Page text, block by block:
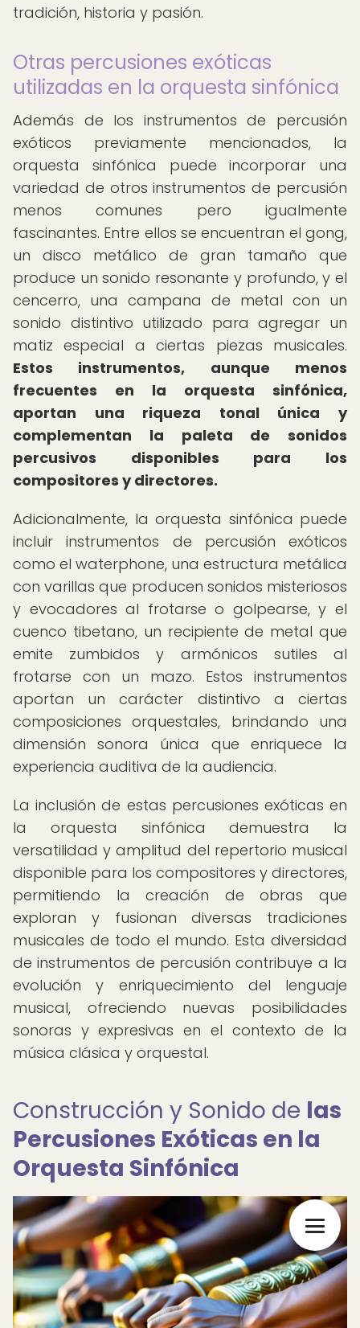
tradición, historia y pasión.
Otras percusiones exóticas
utilizadas en la orquesta sinfónica
Además de los instrumentos de percusión
exóticos previamente mencionados, la
orquesta sinfónica puede incorporar una
variedad de otros instrumentos de percusión
menos comunes pero igualmente
fascinantes. Entre ellos se encuentran el gong,
un disco metálico de gran tamaño que
produce un sonido resonante y profundo, y el
cencerro, una campana de metal con un
sonido distintivo utilizado para agregar un
matiz especial a ciertas piezas musicales.
Estos instrumentos, aunque menos
frecuentes en la orquesta sinfónica,
aportan una riqueza tonal única y
complementan la paleta de sonidos
percusivos disponibles para los
compositores y directores.
Adicionalmente, la orquesta sinfónica puede
incluir instrumentos de percusión exóticos
como el waterphone, una estructura metálica
con varillas que producen sonidos misteriosos
y evocadores al frotarse o golpearse, y el
cuenco tibetano, un recipiente de metal que
emite zumbidos y armónicos sutiles al
frotarse con un mazo. Estos instrumentos
aportan un carácter distintivo a ciertas
composiciones orquestales, brindando una
dimensión sonora única que enriquece la
experiencia auditiva de la audiencia.
La inclusión de estas percusiones exóticas en
la orquesta sinfónica demuestra la
versatilidad y amplitud del repertorio musical
disponible para los compositores y directores,
permitiendo la creación de obras que
exploran y fusionan diversas tradiciones
musicales de todo el mundo. Esta diversidad
de instrumentos de percusión contribuye a la
evolución y enriquecimiento del lenguaje
musical, ofreciendo nuevas posibilidades
sonoras y expresivas en el contexto de la
música clásica y orquestal.
Construcción y Sonido de las
Percusiones Exóticas en la
Orquesta Sinfónica